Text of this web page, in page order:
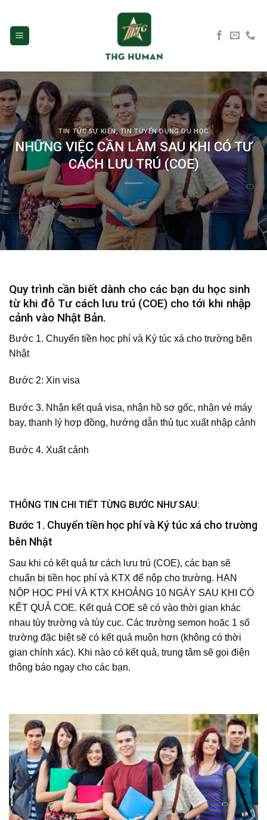
content
TIN TỨC SỰ KIỆN,TIN TUYỂN DỤNG DU HỌC
NHỮNG VIỆC CẦN LÀM SAU KHI CÓ TƯ
CÁCH LƯU TRÚ (COE)
Quy trình cần biết dành cho các bạn du học sinh
từ khi đỗ Tư cách lưu trú (COE) cho tới khi nhập
cảnh vào Nhật Bản.
Bước 1. Chuyển tiền học phí và Ký túc xá cho trường bên
Nhật
Bước 2: Xin visa
Bước 3. Nhận kết quả visa, nhận hồ sơ gốc, nhận vé máy
bay, thanh lý hợp đồng, hướng dẫn thủ tục xuất nhập cảnh
Bước 4. Xuất cảnh
THÔNG TIN CHI TIẾT TỪNG BƯỚC NHƯ SAU:
Bước 1. Chuyển tiền học phí và Ký túc xá cho trường
bên Nhật
Sau khi có kết quả tư cách lưu trú (COE), các bạn sẽ
chuẩn bị tiền học phí và KTX để nộp cho trường. HẠN
NỘP HỌC PHÍ VÀ KTX KHOẢNG 10 NGÀY SAU KHI CÓ
KẾT QUẢ COE. Kết quả COE sẽ có vào thời gian khác
nhau tùy trường và tùy cục. Các trường semon hoặc 1 số
trường đặc biệt sẽ có kết quả muộn hơn (không có thời
gian chính xác). Khi nào có kết quả, trung tâm sẽ gọi điện
thông báo ngay cho các bạn.